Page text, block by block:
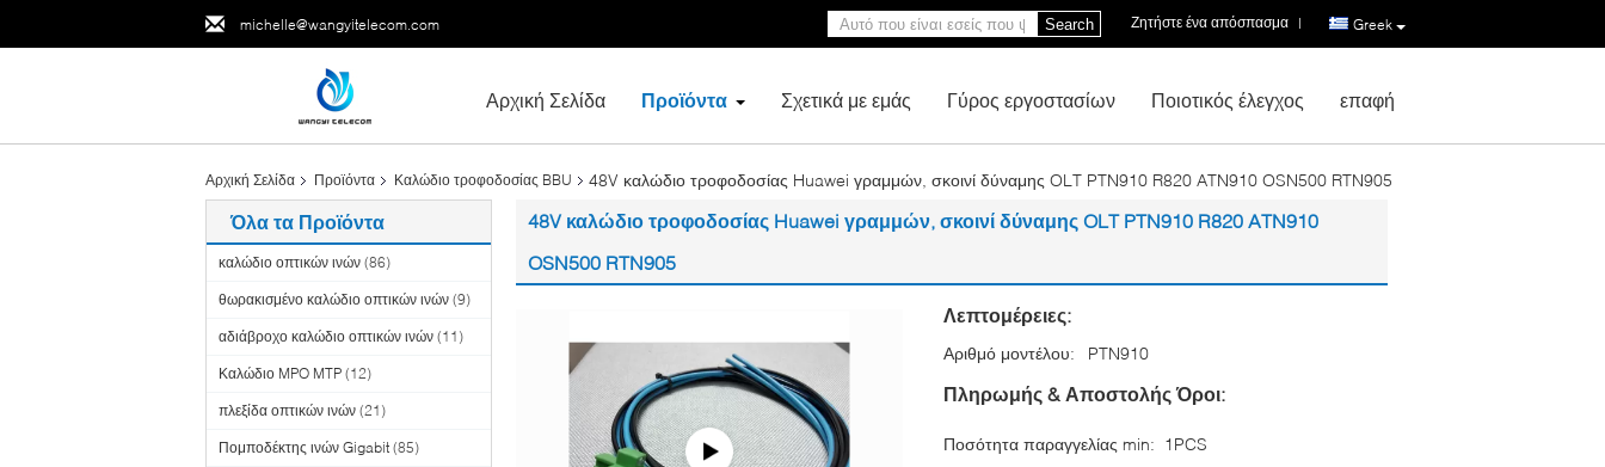
michelle@wangyitelecom.com Greek
Ζητήστε ένα απόσπασμα |
Search
Αρχική Σελίδα Προϊόντα Σχετικά με εμάς Γύρος εργοστασίων Ποιοτικός έλεγχος επαφή
Αρχική Σελίδα Προϊόντα Καλώδιο τροφοδοσίας BBU 48V καλώδιο τροφοδοσίας Huawei γραμμών, σκοινί δύναμης OLT PTN910 R820 ATN910 OSN500 RTN905
Όλα τα Προϊόντα
καλώδιο οπτικών ινών (86)
θωρακισμένο καλώδιο οπτικών ινών (9)
αδιάβροχο καλώδιο οπτικών ινών (11)
Καλώδιο MPO MTP (12)
πλεξίδα οπτικών ινών (21)
Πομποδέκτης ινών Gigabit (85)
48V καλώδιο τροφοδοσίας Huawei γραμμών, σκοινί δύναμης OLT PTN910 R820 ATN910
OSN500 RTN905
Λεπτομέρειες:
Αριθμό μοντέλου: PTN910
Πληρωμής & Αποστολής Όροι:
Ποσότητα παραγγελίας min: 1PCS